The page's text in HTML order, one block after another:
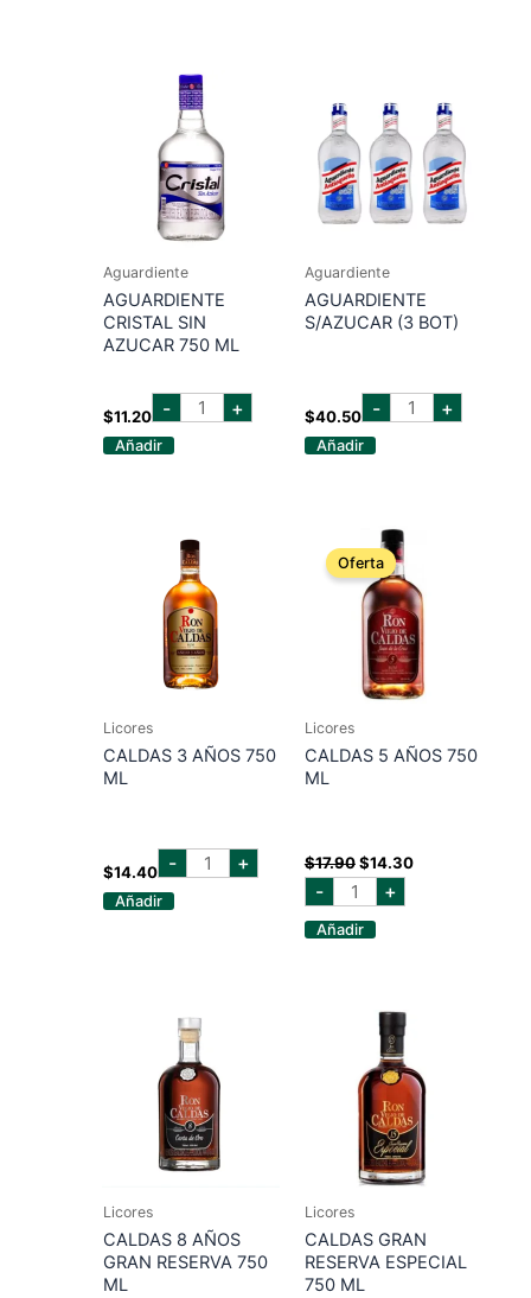
Aguardiente
AGUARDIENTE
CRISTAL SIN
AZUCAR 750 ML
$11.20 - AGUARDIENTE
CRISTAL
+
Añadir
Aguardiente
AGUARDIENTE
S/AZUCAR (3 BOT)
$40.50 - AGUARDIENTE
S/AZUCAR
+
Añadir
Licores
CALDAS 3 AÑOS 750
ML
$14.40 - caldas
3 +
Añadir
Oferta
Licores
CALDAS 5 AÑOS 750
ML
$17.90El
precio
original
era:
$17.90.
$14.30El
- caldas
5
años
750
+
Añadir
Licores
CALDAS 8 AÑOS
GRAN RESERVA 750
ML
Licores
CALDAS GRAN
RESERVA ESPECIAL
750 ML